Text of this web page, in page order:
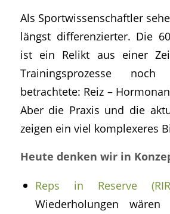
Als Sportwissenschaftler
längst differenzierter. Die
ist ein Relikt aus einer
Trainingsprozesse
betrachtete: Reiz –
Aber die Praxis und die
zeigen ein viel komplexeres
Heute denken wir in
Reps in Reserve
Wiederholungen